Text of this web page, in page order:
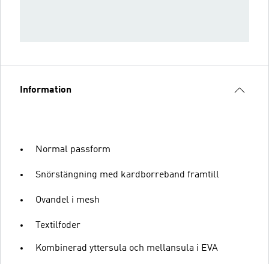
Information
Normal passform
Snörstängning med kardborreband framtill
Ovandel i mesh
Textilfoder
Kombinerad yttersula och mellansula i EVA